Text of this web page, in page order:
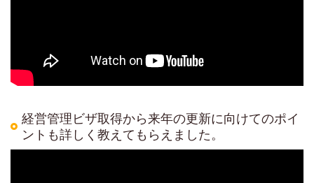
経営管理ビザ取得から来年の更新に向けてのポイ
ントも詳しく教えてもらえました。